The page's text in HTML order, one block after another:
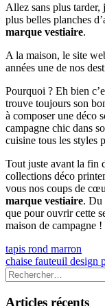
Allez sans plus tarder,
plus belles planches
marque vestiaire.
A la maison, le site
années une de nos
Pourquoi ? Eh bien
trouve toujours son
à composer une déco
campagne chic dans
cuisine tous les styles
Tout juste avant la fin
collections déco
vous nos coups de
marque vestiaire. Du
que pour ouvrir cette
maison de campagne !
Navigation
de
l’article
Previous
article:
tapis rond marron
Next
article:
chaise fauteuil design
Colonne
latérale
Rechercher :
Articles récents